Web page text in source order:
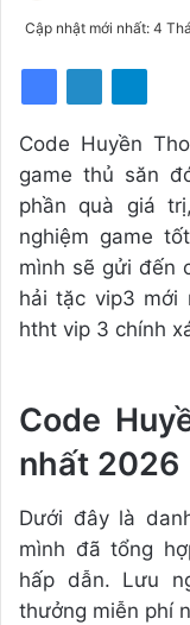
Cập nhật mới nhất: 4
Code Huyền
game thủ săn
phần quà giá
nghiệm game
mình sẽ gửi đến
hải tặc vip3 mới
htht vip 3 chính
Code
nhất 2026
Dưới đây là
mình đã tổng
hấp dẫn. Lưu
thưởng miễn phí